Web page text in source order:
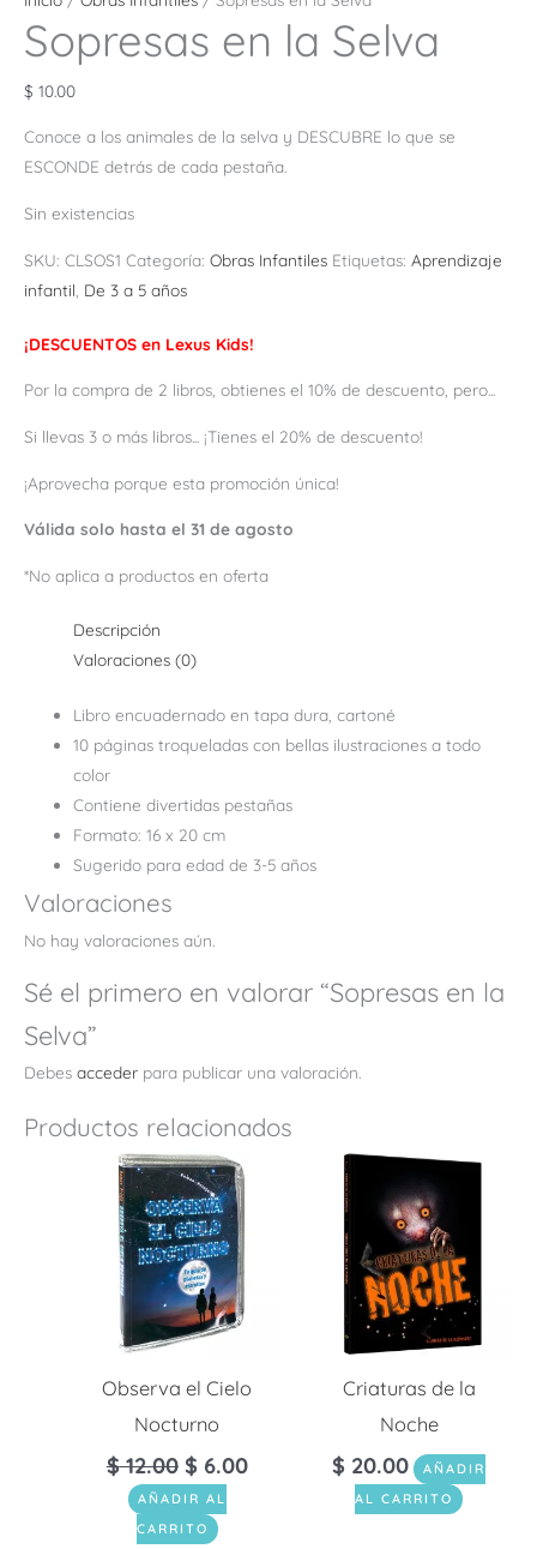
Sopresas en la Selva
$ 10.00
Conoce a los animales de la selva y DESCUBRE lo que se
ESCONDE detrás de cada pestaña.
Sin existencias
SKU: CLSOS1 Categoría: Obras Infantiles Etiquetas: Aprendizaje
infantil De 3 a 5 años
¡DESCUENTOS en Lexus Kids!
Por la compra de 2 libros, obtienes el 10% de descuento, pero...
Si llevas 3 o más libros... ¡Tienes el 20% de descuento!
¡Aprovecha porque esta promoción única!
Válida solo hasta el 31 de agosto
*No aplica a productos en oferta
Descripción
Valoraciones (0)
Libro encuadernado en tapa dura, cartoné
10 páginas troqueladas con bellas ilustraciones a todo
color
Contiene divertidas pestañas
Formato: 16 x 20 cm
Sugerido para edad de 3-5 años
Valoraciones
No hay valoraciones aún.
Sé el primero en valorar “Sopresas en la
Selva”
Debes acceder para publicar una valoración.
Productos relacionados
Observa el Cielo
Nocturno
$12.00 $ 6.00
AÑADIR AL
CARRITO
Criaturas de la
Noche
$ 20.00
AÑADIR
AL CARRITO